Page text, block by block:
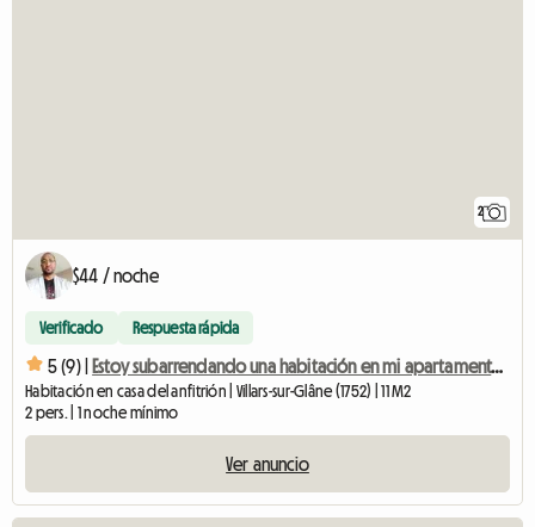
2
$44 / noche
Verificado Respuesta rápida
5 (9) | Estoy subarrendando una habitación en mi apartamento en Dailles.
Habitación en casa del anfitrión | Villars-sur-Glâne (1752) | 11 M2
2 pers. | 1 noche mínimo
Ver anuncio